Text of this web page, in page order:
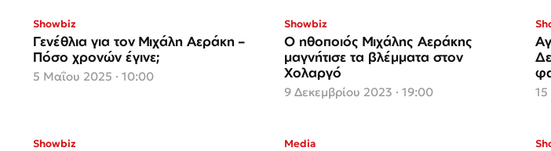
Showbiz
Γενέθλια για τον Μιχάλη Αεράκη –
Πόσο χρονών έγινε;
5 Μαΐου 2025 · 10:00
Showbiz
Ο ηθοποιός Μιχάλης Αεράκης
μαγνήτισε τα βλέμματα στον
Χολαργό
9 Δεκεμβρίου 2023 · 19:00
Showbiz Media